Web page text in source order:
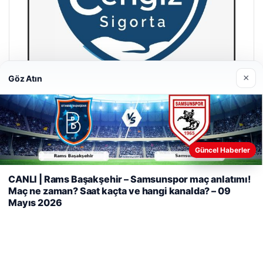
Cengiz Sigorta
23/06/2026
Web sitemizi nasıl kullandığınızı daha iyi anlayabilmek,
deneyiminizi kişiselleştirmek ve geliştirmek amacıyla çerezler
kullanıyoruz.Çerez Politikamız
Reddet
Göz Atın ×
Güncel Haberler
CANLI | Rams Başakşehir – Samsunspor maç anlatımı!
Maç ne zaman? Saat kaçta ve hangi kanalda? – 09
Mayıs 2026